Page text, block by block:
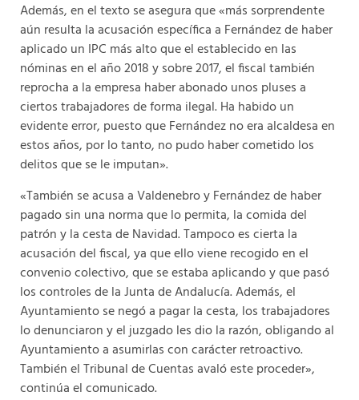
Además, en el texto se asegura que «más sorprendente
aún resulta la acusación específica a Fernández de haber
aplicado un IPC más alto que el establecido en las
nóminas en el año 2018 y sobre 2017, el fiscal también
reprocha a la empresa haber abonado unos pluses a
ciertos trabajadores de forma ilegal. Ha habido un
evidente error, puesto que Fernández no era alcaldesa en
estos años, por lo tanto, no pudo haber cometido los
delitos que se le imputan».
«También se acusa a Valdenebro y Fernández de haber
pagado sin una norma que lo permita, la comida del
patrón y la cesta de Navidad. Tampoco es cierta la
acusación del fiscal, ya que ello viene recogido en el
convenio colectivo, que se estaba aplicando y que pasó
los controles de la Junta de Andalucía. Además, el
Ayuntamiento se negó a pagar la cesta, los trabajadores
lo denunciaron y el juzgado les dio la razón, obligando al
Ayuntamiento a asumirlas con carácter retroactivo.
También el Tribunal de Cuentas avaló este proceder»,
continúa el comunicado.